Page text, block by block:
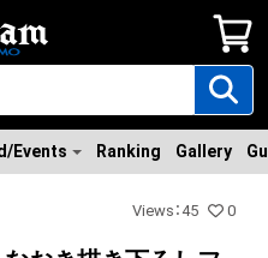
Events Ranking Gallery
Views ：45 0